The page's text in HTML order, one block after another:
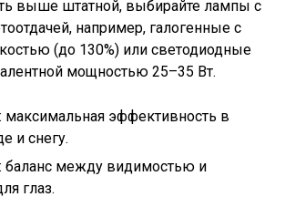
выше штатной, выбирайте лампы с
например, галогенные с
(до 130%) или светодиодные
мощностью 25–35 Вт.
максимальная эффективность в
и снегу.
баланс между видимостью и
глаз.